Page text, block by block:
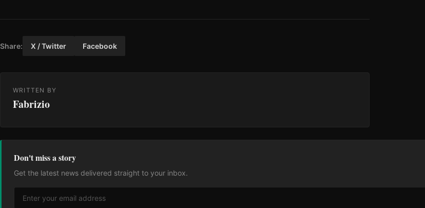
Share: X / Twitter Facebook
WRITTEN BY
Fabrizio
Don't miss a story
Get the latest news delivered straight to your inbox.